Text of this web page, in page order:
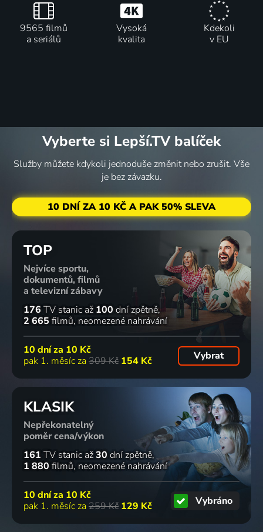
9565 filmů
a seriálů
Vysoká
kvalita
Kdekoli
v EU
Vyberte si Lepší.TV balíček
Služby můžete kdykoli jednoduše změnit nebo zrušit. Vše
je bez závazku.
10 DNÍ ZA 10 KČ A PAK 50% SLEVA
TOP
Nejvíce sportu,
dokumentů, filmů
a televizní zábavy
176 TV stanic až 100 dní zpětně
2 665 filmů neomezené nahrávání
10 dní za 10 Kč
pak 1. měsíc za 309 Kč 154 Kč Vybrat
KLASIK
Nepřekonatelný
poměr cena/výkon
161 TV stanic až30 dní zpětně
1 880 filmů neomezené nahrávání
10 dní za 10 Kč
pak 1. měsíc za 259 Kč 129 Kč Vybráno